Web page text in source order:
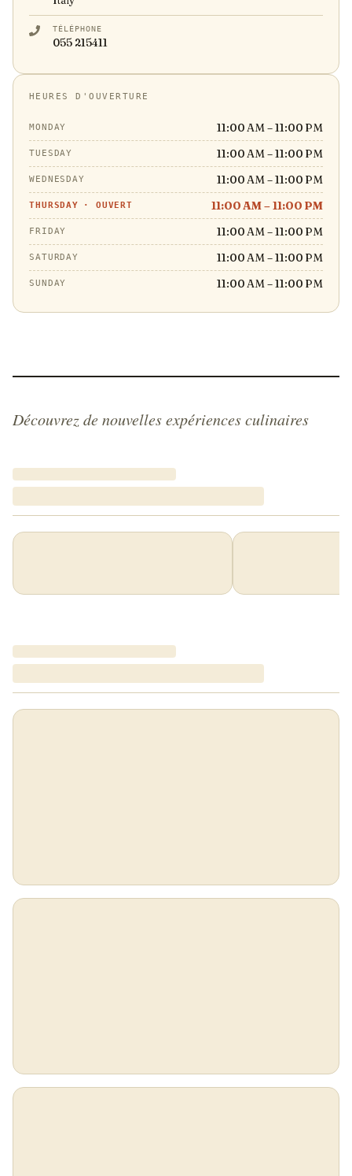
TÉLÉPHONE
055 215411
HEURES D'OUVERTURE
MONDAY 11:00 AM – 11:00 PM
TUESDAY 11:00 AM – 11:00 PM
WEDNESDAY 11:00 AM – 11:00 PM
THURSDAY · OUVERT 11:00 AM – 11:00 PM
FRIDAY 11:00 AM – 11:00 PM
SATURDAY 11:00 AM – 11:00 PM
SUNDAY 11:00 AM – 11:00 PM
Découvrez de nouvelles expériences culinaires